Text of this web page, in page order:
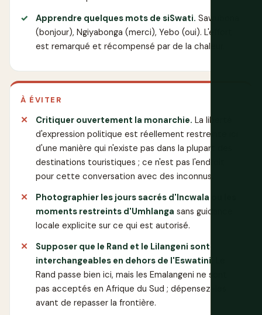
Apprendre quelques mots de siSwati. Sawubona
(bonjour), Ngiyabonga (merci), Yebo (oui). L'effort
est remarqué et récompensé par de la chaleur.
À ÉVITER
Critiquer ouvertement la monarchie. La liberté
d'expression politique est réellement restreinte ici
d'une manière qui n'existe pas dans la plupart des
destinations touristiques ; ce n'est pas l'endroit
pour cette conversation avec des inconnus.
Photographier les jours sacrés d'Incwala ou les
moments restreints d'Umhlanga sans guidance
locale explicite sur ce qui est autorisé.
Supposer que le Rand et le Lilangeni sont
interchangeables en dehors de l'Eswatini.
Rand passe bien ici, mais les Emalangeni ne sont
pas acceptés en Afrique du Sud ; dépensez-les
avant de repasser la frontière.